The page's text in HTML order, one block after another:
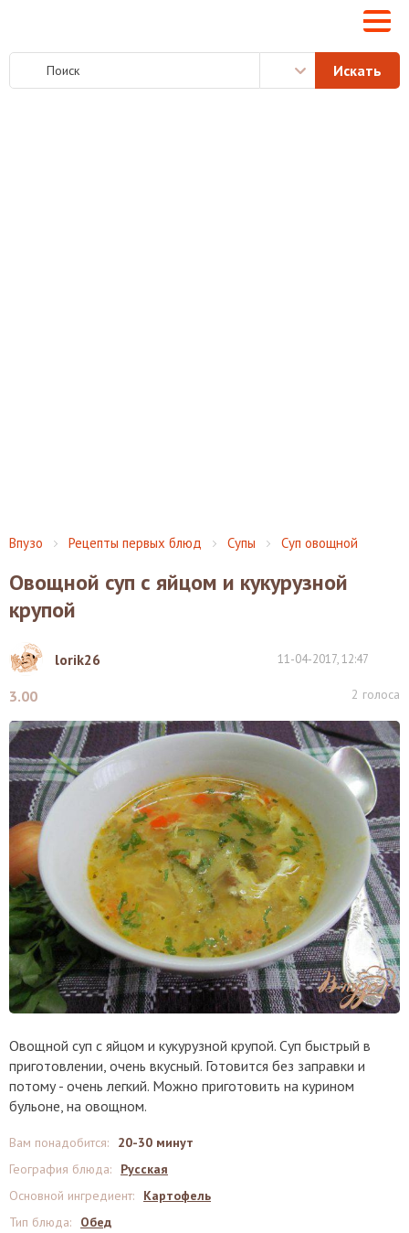
Впузо Рецепты первых блюд Супы Суп овощной
Овощной суп с яйцом и кукурузной
крупой
lorik26 11-04-2017, 12:47
3.00 2 голоса
Овощной суп с яйцом и кукурузной крупой. Суп быстрый в
приготовлении, очень вкусный. Готовится без заправки и
потому - очень легкий. Можно приготовить на курином
бульоне, на овощном.
Вам понадобится:
20-30 минут
География блюда:
Русская
Основной ингредиент:
Картофель
Тип блюда: Обед